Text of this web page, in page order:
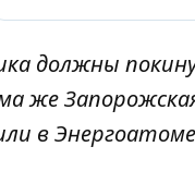
должны
же
в